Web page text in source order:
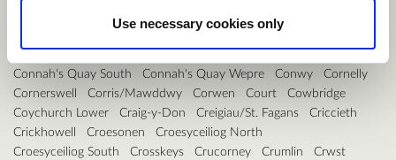
Use necessary cookies only
Coedffranc West Coedpoeth
Connah's Quay Central
Connah's Quay Golftyn
Connah's Quay South
Connah's Quay Wepre Conwy
Cornelly
Cornerswell
Corris/Mawddwy Corwen Court
Cowbridge
Coychurch Lower
Craig-y-Don Creigiau/St. Fagans
Criccieth
Crickhowell
Croesonen
Croesyceiliog North
Croesyceiliog South
Crosskeys Crucorney Crumlin
Crwst